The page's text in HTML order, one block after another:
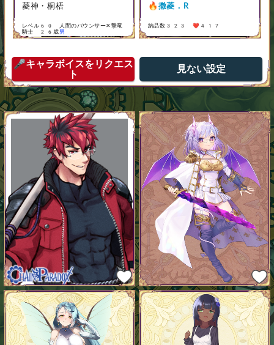
菱神・桐梧
レベル60 人間のバウンサー✕撃竜
騎士 26歳 男
🔥撒菱．R
納品数323 ❤️417
🎤キャラボイスをリクエス
ト
見ない設定